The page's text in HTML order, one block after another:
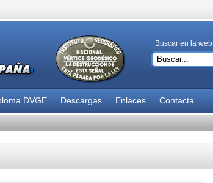
Buscar en la web
DVGE Descargas Enlaces Contacta